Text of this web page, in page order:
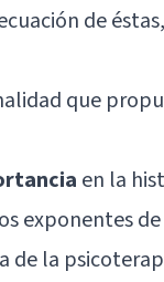
de
que
en la
exponentes
la